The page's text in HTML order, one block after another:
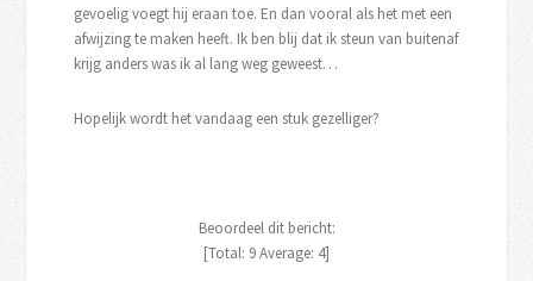
gevoelig voegt hij eraan toe. En dan vooral als het met een
afwijzing te maken heeft. Ik ben blij dat ik steun van buitenaf
krijg anders was ik al lang weg geweest…
Hopelijk wordt het vandaag een stuk gezelliger?
Beoordeel dit bericht:
[Total: 9Average: 4]